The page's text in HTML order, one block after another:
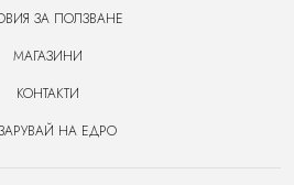
ЗА ПОЛЗВАНЕ
МАГАЗИНИ
КОНТАКТИ
НА ЕДРО